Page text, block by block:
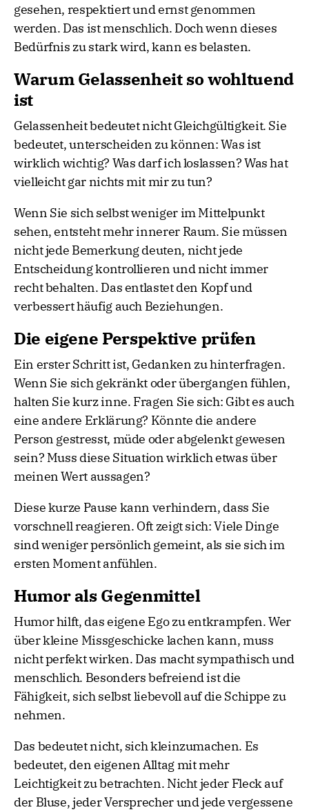
gesehen, respektiert und ernst genommen
werden. Das ist menschlich. Doch wenn dieses
Bedürfnis zu stark wird, kann es belasten.
Warum Gelassenheit so wohltuend
ist
Gelassenheit bedeutet nicht Gleichgültigkeit. Sie
bedeutet, unterscheiden zu können: Was ist
wirklich wichtig? Was darf ich loslassen? Was hat
vielleicht gar nichts mit mir zu tun?
Wenn Sie sich selbst weniger im Mittelpunkt
sehen, entsteht mehr innerer Raum. Sie müssen
nicht jede Bemerkung deuten, nicht jede
Entscheidung kontrollieren und nicht immer
recht behalten. Das entlastet den Kopf und
verbessert häufig auch Beziehungen.
Die eigene Perspektive prüfen
Ein erster Schritt ist, Gedanken zu hinterfragen.
Wenn Sie sich gekränkt oder übergangen fühlen,
halten Sie kurz inne. Fragen Sie sich: Gibt es auch
eine andere Erklärung? Könnte die andere
Person gestresst, müde oder abgelenkt gewesen
sein? Muss diese Situation wirklich etwas über
meinen Wert aussagen?
Diese kurze Pause kann verhindern, dass Sie
vorschnell reagieren. Oft zeigt sich: Viele Dinge
sind weniger persönlich gemeint, als sie sich im
ersten Moment anfühlen.
Humor als Gegenmittel
Humor hilft, das eigene Ego zu entkrampfen. Wer
über kleine Missgeschicke lachen kann, muss
nicht perfekt wirken. Das macht sympathisch und
menschlich. Besonders befreiend ist die
Fähigkeit, sich selbst liebevoll auf die Schippe zu
nehmen.
Das bedeutet nicht, sich kleinzumachen. Es
bedeutet, den eigenen Alltag mit mehr
Leichtigkeit zu betrachten. Nicht jeder Fleck auf
der Bluse, jeder Versprecher und jede vergessene